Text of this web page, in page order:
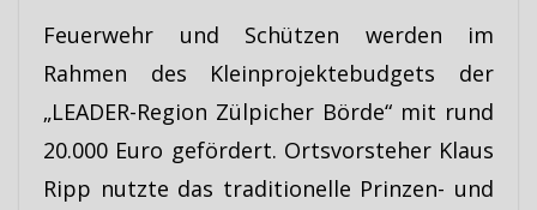
Feuerwehr und Schützen werden im
Rahmen des Kleinprojektebudgets der
„LEADER-Region Zülpicher Börde“ mit rund
20.000 Euro gefördert. Ortsvorsteher Klaus
Ripp nutzte das traditionelle Prinzen- und